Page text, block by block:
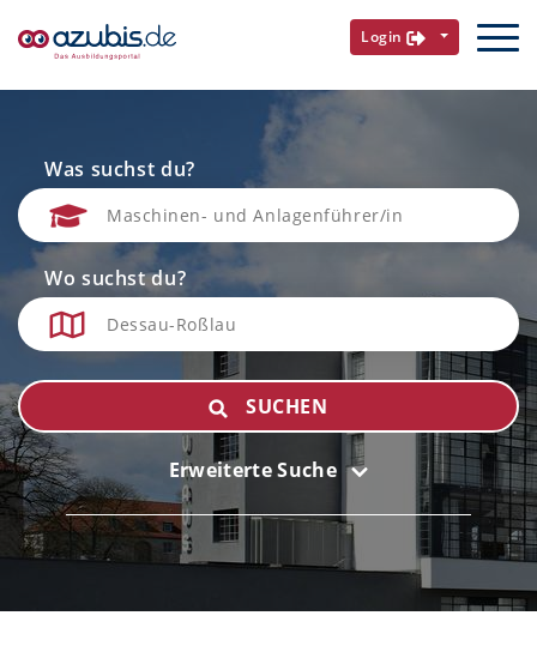
Login
Was suchst du?
Wo suchst du?
SUCHEN
Erweiterte Suche